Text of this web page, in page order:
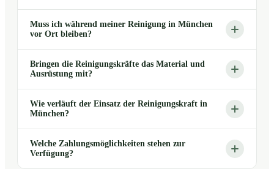
Muss ich während meiner Reinigung in München
vor Ort bleiben?
Bringen die Reinigungskräfte das Material und
Ausrüstung mit?
Wie verläuft der Einsatz der Reinigungskraft in
München?
Welche Zahlungsmöglichkeiten stehen zur
Verfügung?